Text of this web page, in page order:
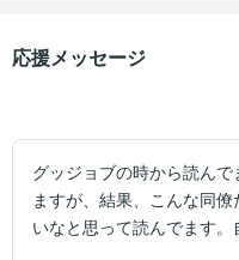
応援メッセージ
グッジョブの時から読んで
ますが、結果、こんな同
いなと思って読んでます。